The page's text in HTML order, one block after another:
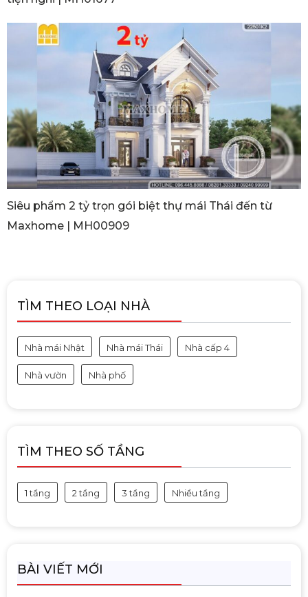
Siêu phẩm 2 tỷ trọn gói biệt thự mái Thái đến từ
Maxhome | MH00909
TÌM THEO LOẠI NHÀ
Nhà mái Nhật Nhà mái Thái Nhà cấp 4
Nhà vườn Nhà phố
TÌM THEO SỐ TẦNG
1 tầng 2 tầng 3 tầng Nhiều tầng
BÀI VIẾT MỚI